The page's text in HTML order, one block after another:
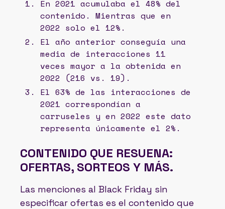
En 2021 acumulaba el 48% del
contenido. Mientras que en
2022 solo el 12%.
El año anterior conseguía una
media de interacciones 11
veces mayor a la obtenida en
2022 (216 vs. 19).
El 63% de las interacciones de
2021 correspondían a
carruseles y en 2022 este dato
representa únicamente el 2%.
CONTENIDO QUE RESUENA:
OFERTAS, SORTEOS Y MÁS.
Las menciones al Black Friday sin
especificar ofertas es el contenido que